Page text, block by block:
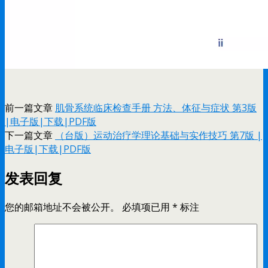
前一篇文章 肌骨系统临床检查手册 方法、体征与症状 第3版
|电子版|下载|PDF版
下一篇文章
（台版）运动治疗学理论基础与实作技巧 第7版 |
电子版|下载|PDF版
发表回复
您的邮箱地址不会被公开。 必填项已用 * 标注